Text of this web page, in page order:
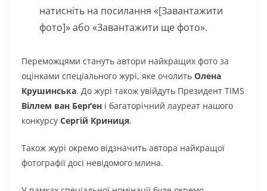
натисніть на посилання «[Завантажити
фото]» або «Завантажити ще фото».
Переможцями стануть автори найкращих фото за
оцінками спеціального журі, яке очолить Олена
Крушинська. До журі також увійдуть Президент TIMS
Віллем ван Берґен і багаторічний лауреат нашого
конкурсу Сергій Криниця.
Також журі окремо відзначить автора найкращої
фотографії досі невідомого млина.